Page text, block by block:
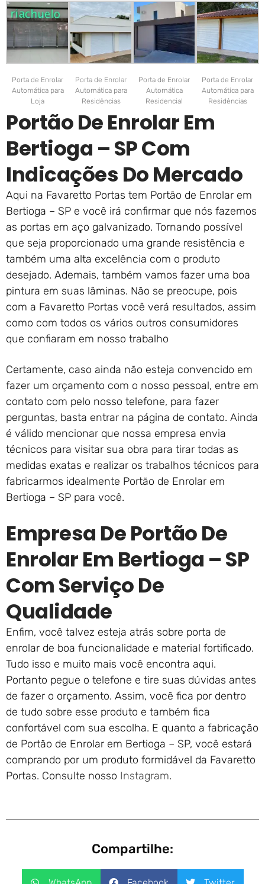
Porta de Enrolar
Automática para
Loja
Porta de Enrolar
Automática para
Residências
Porta de Enrolar
Automática
Residencial
Porta de Enrolar
Automática para
Residências
Portão De Enrolar Em
Bertioga – SP Com
Indicações Do Mercado
Aqui na Favaretto Portas tem Portão de Enrolar em
Bertioga – SP e você irá confirmar que nós fazemos
as portas em aço galvanizado. Tornando possível
que seja proporcionado uma grande resistência e
também uma alta excelência com o produto
desejado. Ademais, também vamos fazer uma boa
pintura em suas lâminas. Não se preocupe, pois
com a Favaretto Portas você verá resultados, assim
como com todos os vários outros consumidores
que confiaram em nosso trabalho
Certamente, caso ainda não esteja convencido em
fazer um orçamento com o nosso pessoal, entre em
contato com pelo nosso telefone, para fazer
perguntas, basta entrar na página de contato. Ainda
é válido mencionar que nossa empresa envia
técnicos para visitar sua obra para tirar todas as
medidas exatas e realizar os trabalhos técnicos para
fabricarmos idealmente Portão de Enrolar em
Bertioga – SP para você.
Empresa De Portão De
Enrolar Em Bertioga – SP
Com Serviço De
Qualidade
Enfim, você talvez esteja atrás sobre porta de
enrolar de boa funcionalidade e material fortificado.
Tudo isso e muito mais você encontra aqui.
Portanto pegue o telefone e tire suas dúvidas antes
de fazer o orçamento. Assim, você fica por dentro
de tudo sobre esse produto e também fica
confortável com sua escolha. E quanto a fabricação
de Portão de Enrolar em Bertioga – SP, você estará
comprando por um produto formidável da Favaretto
Portas. Consulte nosso Instagram.
Compartilhe: